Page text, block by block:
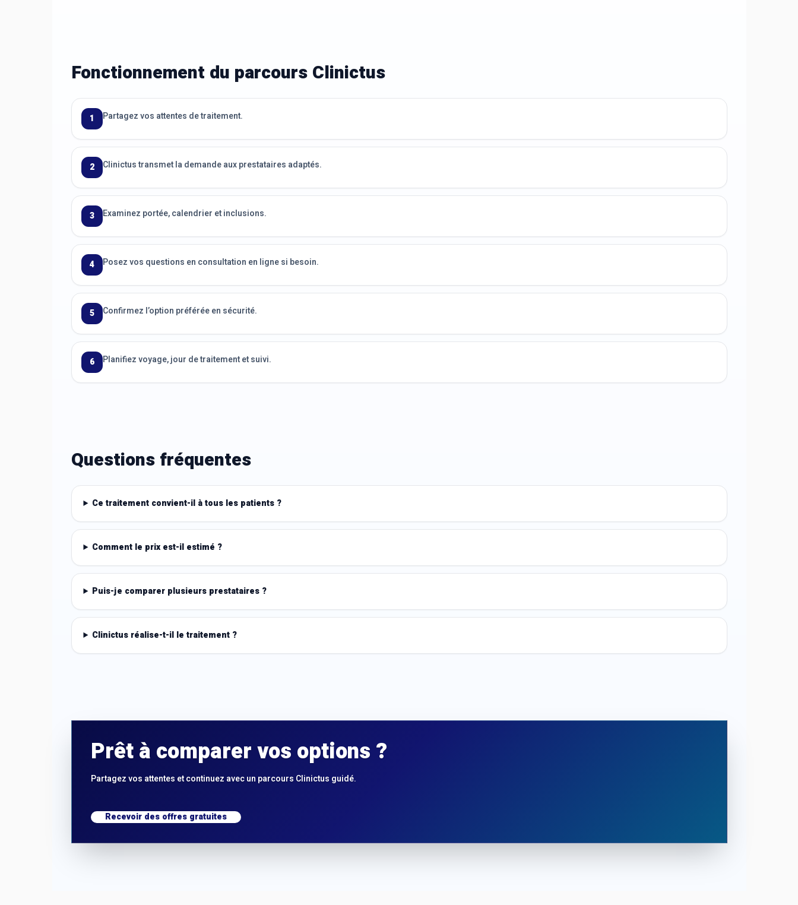
Fonctionnement du parcours Clinictus
1 Partagez vos attentes de traitement.
2 Clinictus transmet la demande aux prestataires adaptés.
3 Examinez portée, calendrier et inclusions.
4 Posez vos questions en consultation en ligne si besoin.
5 Confirmez l’option préférée en sécurité.
6 Planifiez voyage, jour de traitement et suivi.
Questions fréquentes
Ce traitement convient-il à tous les patients ?
Comment le prix est-il estimé ?
Puis-je comparer plusieurs prestataires ?
Clinictus réalise-t-il le traitement ?
Prêt à comparer vos options ?
Partagez vos attentes et continuez avec un parcours Clinictus guidé.
Recevoir des offres gratuites